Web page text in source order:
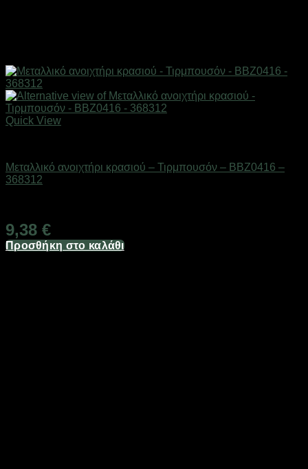
Quick View
Μεταλλικό ανοιχτήρι κρασιού – Τιρμπουσόν – BBZ0416 –
368312
9,38 €
Προσθήκη στο καλάθι